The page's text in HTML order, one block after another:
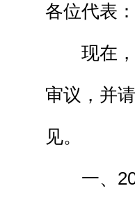
各位代表：
现在，
审议，并
见。
一、